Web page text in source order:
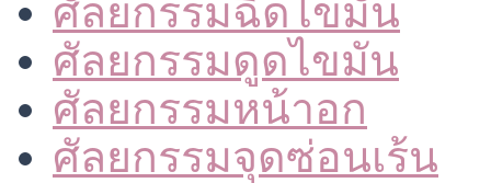
ศัลยกรรมฉีดไขมัน
ศัลยกรรมดูดไขมัน
ศัลยกรรมหน้าอก
ศัลยกรรมจุดซ่อนเร้น